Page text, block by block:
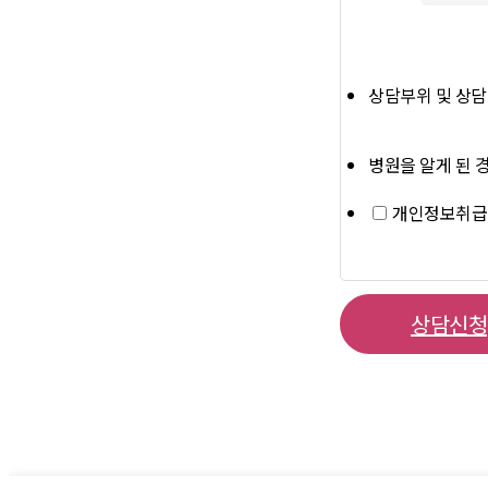
상담부위 및 상
병원을 알게 된
개인정보취
상담신청